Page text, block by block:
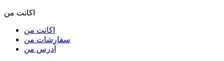
اکانت من
اکانت من
سفارشات من
آدرس من